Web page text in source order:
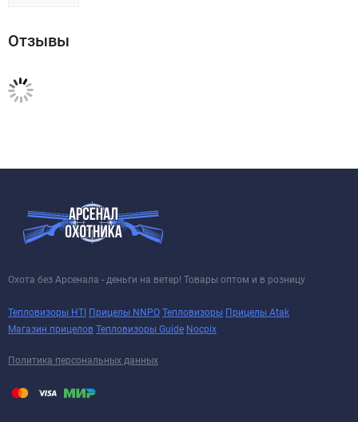
Отзывы
Охота без Арсенала - деньги на ветер! Товары оптом и в розницу
Тепловизоры HTI Прицелы NNPO Тепловизоры Прицелы Atak
Магазин прицелов Тепловизоры Guide Nocpix
Политика персональных данных